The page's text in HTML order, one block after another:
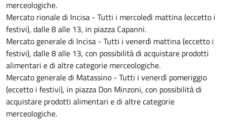
merceologiche.
Mercato rionale di Incisa - Tutti i mercoledì mattina (eccetto i
festivi), dalle 8 alle 13, in piazza Capanni.
Mercato generale di Incisa - Tutti i venerdì mattina (eccetto i
festivi), dalle 8 alle 13, con possibilità di acquistare prodotti
alimentari e di altre categorie merceologiche.
Mercato generale di Matassino - Tutti i venerdì pomeriggio
(eccetto i festivi), in piazza Don Minzoni, con possibilità di
acquistare prodotti alimentari e di altre categorie
merceologiche.